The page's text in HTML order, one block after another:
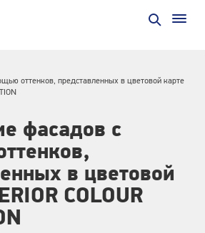
оттенков, представленных в цветовой карте
фасадов с
в цветовой
COLOUR